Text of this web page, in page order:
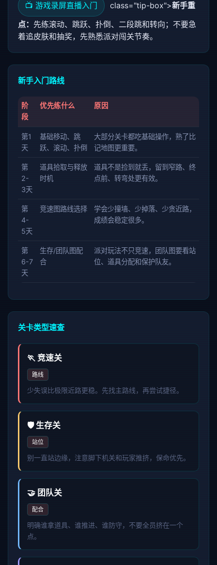
📺 游戏录屏直播入门 class="tip-box">新手重
点： 先练滚动、跳跃、扑倒、二段跳和转向；不要急
着追皮肤和抽奖，先熟悉派对闯关节奏。
新手入门路线
阶
段
优先练什么 原因
第1
天
基础移动、跳
跃、滚动、扑倒
大部分关卡都吃基础操作，熟了比
记地图更重要。
第
2-
3天
道具拾取与释放
时机
道具不是捡到就丢，留到窄路、终
点前、转弯处更有效。
第
4-
5天
竞速图路线选择
学会少撞墙、少掉落、少贪近路，
成绩会稳定很多。
第
6-7
天
生存/团队图配
合
派对玩法不只竞速，团队图要看站
位、道具分配和保护队友。
关卡类型速查
🏃 竞速关
路线
少失误比极限近路更稳。先找主路线，再尝试捷径。
🛡️ 生存关
站位
别一直站边缘，注意脚下机关和玩家推挤，保命优先。
🤝 团队关
配合
明确谁拿道具、谁推进、谁防守，不要全员挤在一个
点。